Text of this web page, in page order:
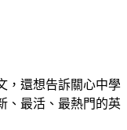
，還想告訴關心中學
、最活、最熱門的英